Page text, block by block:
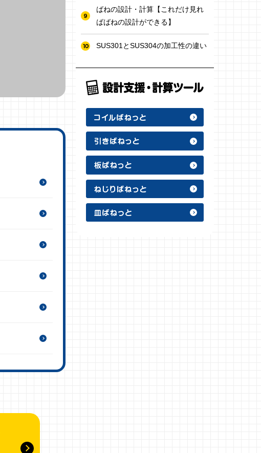
ばねの設計・計算【これだけ見れ
ばばねの設計ができる】
SUS301とSUS304の加工性の違い